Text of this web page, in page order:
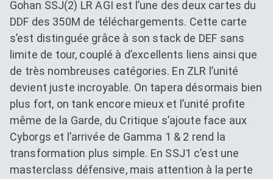
Gohan SSJ(2) LR AGI est l’une des deux cartes du
DDF des 350M de téléchargements. Cette carte
s’est distinguée grâce à son stack de DEF sans
limite de tour, couplé à d’excellents liens ainsi que
de très nombreuses catégories. En ZLR l’unité
devient juste incroyable. On tapera désormais bien
plus fort, on tank encore mieux et l’unité profite
même de la Garde, du Critique s’ajoute face aux
Cyborgs et l’arrivée de Gamma 1 & 2 rend la
transformation plus simple. En SSJ1 c’est une
masterclass défensive, mais attention à la perte